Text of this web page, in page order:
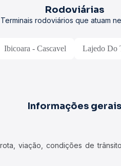
Rodoviárias
Terminais rodoviários que atuam
Ibicoara - Cascavel Lajedo Do
Informações gerais
viação, condições de